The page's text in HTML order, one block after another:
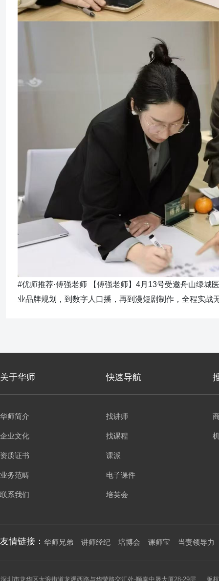
#优师推荐·傅强老师 【傅强老师】4月13号受邀舟山绿城
业品牌规划，到数字人口播，再到漫短剧制作，全程实战
关于华师 快速导航
华师简介
企业文化
资质证书
业务范畴
联系我们
找讲师
找课程
课派
电子课件
培英会
友情链接： 华师兄弟 讲师经纪 培博会 课师宝 当责领导力
深圳市龙华区大浪街道龙观西路与华荣路交汇处-顺泰中晟大厦28-29层 版权